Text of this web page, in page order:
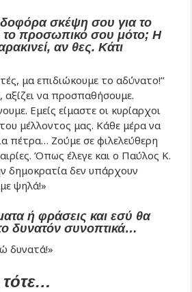
σκέψη σου για το
το προσωπικό σου μότο; Η
αν θες. Κάτι
μα επιδιώκουμε το αδύνατο!’’
αξίζει να προσπαθήσουμε.
Εμείς είμαστε οι κυρίαρχοι
μέλλοντος μας. Κάθε μέρα να
πέτρα… Ζούμε σε φιλελεύθερη
Όπως έλεγε και ο Παύλος Κ.
δημοκρατία δεν υπάρχουν
ψηλά!»
ή φράσεις και εσύ θα
δυνατόν συνοπτικά…
δυνατά!»
τότε…